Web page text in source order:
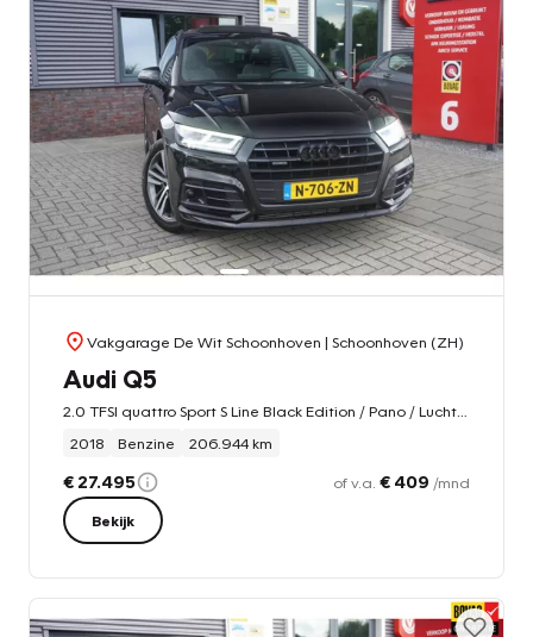
Vakgarage De Wit Schoonhoven | Schoonhoven (ZH)
Audi Q5
2018
Benzine 206.944 km
€ 27.495 of v.a. € 409 /mnd
Bekijk